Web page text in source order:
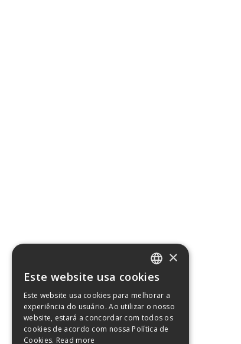
ENGLISH
GERMAN
FRENCH
×
Este website usa cookies
Este website usa cookies para melhorar a
experiência do usuário. Ao utilizar o nosso
website, estará a concordar com todos os
cookies de acordo com nossa Política de
Cookies. Read more